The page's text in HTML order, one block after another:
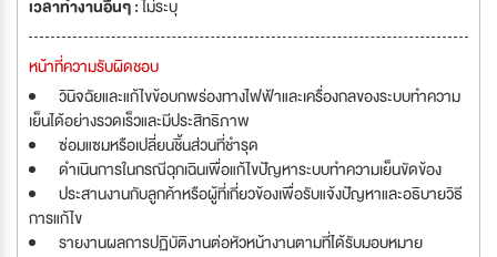
เวลาทำงานอื่นๆ :ไม่ระบุ
หน้าที่ความรับผิดชอบ
วินิจฉัยและแก้ไขข้อบกพร่องทางไฟฟ้าและเครื่องกลของระบบทำความ
เย็นได้อย่างรวดเร็วและมีประสิทธิภาพ
ซ่อมแซมหรือเปลี่ยนชิ้นส่วนที่ชำรุด
ดำเนินการในกรณีฉุกเฉินเพื่อแก้ไขปัญหาระบบทำความเย็นขัดข้อง
ประสานงานกับลูกค้าหรือผู้ที่เกี่ยวข้องเพื่อรับแจ้งปัญหาและอธิบายวิธี
การแก้ไข
รายงานผลการปฏิบัติงานต่อหัวหน้างานตามที่ได้รับมอบหมาย